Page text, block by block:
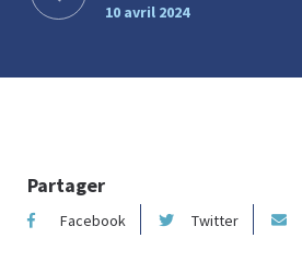
10 avril 2024
Partager
Facebook Twitter